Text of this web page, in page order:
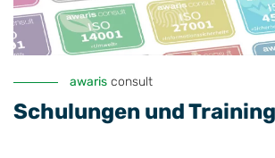
awaris consult
Schulungen und